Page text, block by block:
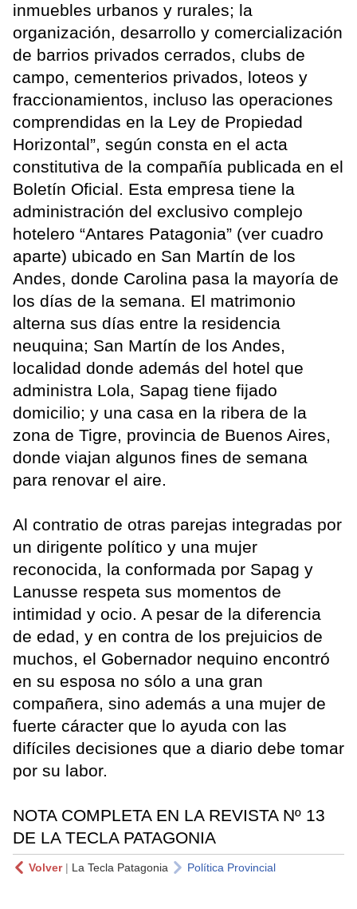
inmuebles urbanos y rurales; la
organización, desarrollo y comercialización
de barrios privados cerrados, clubs de
campo, cementerios privados, loteos y
fraccionamientos, incluso las operaciones
comprendidas en la Ley de Propiedad
Horizontal”, según consta en el acta
constitutiva de la compañía publicada en el
Boletín Oficial. Esta empresa tiene la
administración del exclusivo complejo
hotelero “Antares Patagonia” (ver cuadro
aparte) ubicado en San Martín de los
Andes, donde Carolina pasa la mayoría de
los días de la semana. El matrimonio
alterna sus días entre la residencia
neuquina; San Martín de los Andes,
localidad donde además del hotel que
administra Lola, Sapag tiene fijado
domicilio; y una casa en la ribera de la
zona de Tigre, provincia de Buenos Aires,
donde viajan algunos fines de semana
para renovar el aire.
Al contratio de otras parejas integradas por
un dirigente político y una mujer
reconocida, la conformada por Sapag y
Lanusse respeta sus momentos de
intimidad y ocio. A pesar de la diferencia
de edad, y en contra de los prejuicios de
muchos, el Gobernador nequino encontró
en su esposa no sólo a una gran
compañera, sino además a una mujer de
fuerte cáracter que lo ayuda con las
difíciles decisiones que a diario debe tomar
por su labor.
NOTA COMPLETA EN LA REVISTA Nº 13
DE LA TECLA PATAGONIA
Volver| La Tecla Patagonia Política Provincial